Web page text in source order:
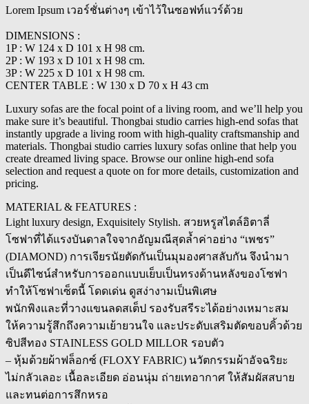
Lorem Ipsum เวอร์ชั่นต่างๆ เข้าไว้ในซอฟท์แวร์ด้วย
DIMENSIONS :
1P : W 124 x D 101 x H 98 cm.
2P : W 193 x D 101 x H 98 cm.
3P : W 225 x D 101 x H 98 cm.
CENTER TABLE : W 130 x D 70 x H 43 cm
Luxury sofas are the focal point of a living room, and we’ll help you
make sure it’s beautiful. Thongbai studio carries high-end sofas that
instantly upgrade a living room with high-quality craftsmanship and
materials. Thongbai studio carries luxury sofas online that help you
create dreamed living space. Browse our online high-end sofa
selection and request a quote on for more details, customization and
pricing.
MATERIAL & FEATURES :
Light luxury design, Exquisitely Stylish. สวยหรูสไตล์อิตาลี่
โซฟาที่ได้แรงบันดาลใจจากอัญมณีสุดล้ำค่าอย่าง “เพชร”
(DIAMOND) การเจียรนัยตัดกันเป็นมุมองศาสลับกัน จึงนำมา
เป็นดีไซน์สำหรับการออกแบบเย็บเป็นทรงด้านหลังของโซฟา
ทำให้โซฟาเซ็ตนี้ โดดเด่น ดูสง่างามเป็นพิเศษ
พนักพิงและที่วางแขนลดสเต็ป รองรับสรีระได้อย่างเหมาะสม
ให้ความรู้สึกถึงความเย้ายวนใจ และประดับเสริมตัดขอบคิ้วด้วย
ซิปสีทอง STAINLESS GOLD MILLOR รอบตัว
– หุ้มด้วยผ้าฟล็อกซ์ (FLOXY FABRIC) นวัตกรรมผ้าอัจฉริยะ
ไม่กลัวเลอะ เนื้อละเอียด อ่อนนุ่ม ถ่ายเทอากาศ ให้สัมผัสสบาย
และทนต่อการสึกหรอ